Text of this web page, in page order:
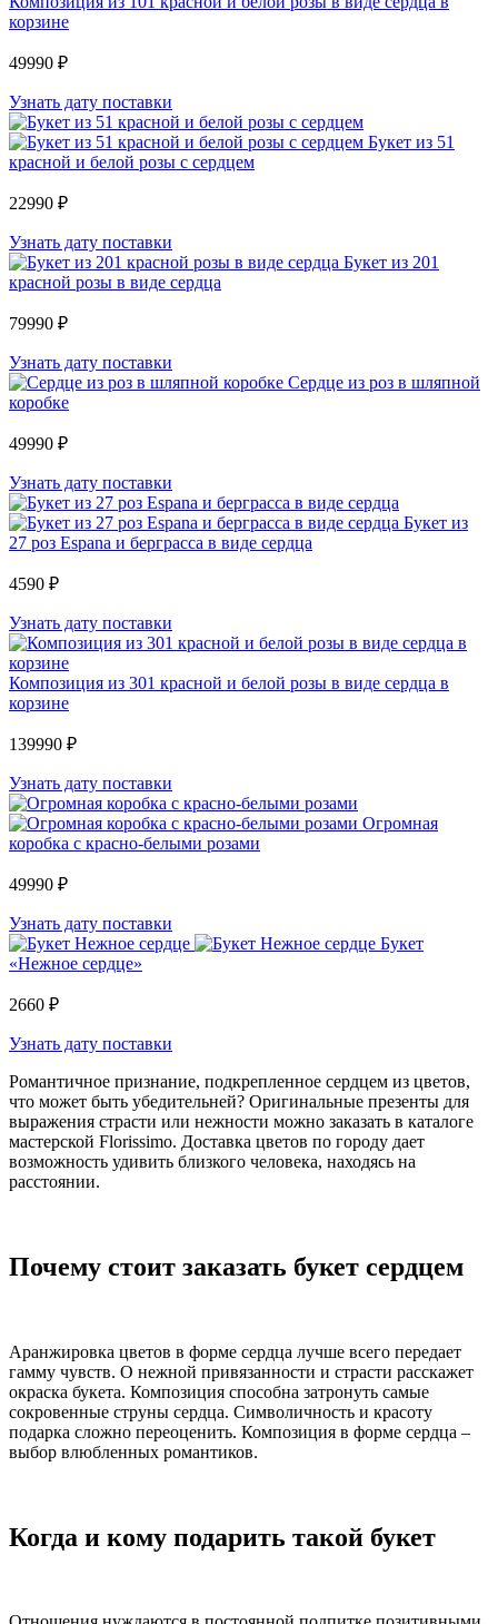
корзине
49990 ₽
Узнать дату поставки
Букет из 51
красной и белой розы с сердцем
22990 ₽
Узнать дату поставки
Букет из 201
красной розы в виде сердца
79990 ₽
Узнать дату поставки
Сердце из роз в шляпной
коробке
49990 ₽
Узнать дату поставки
Букет из
27 роз Espana и берграсса в виде сердца
4590 ₽
Узнать дату поставки
Композиция из 301 красной и белой розы в виде сердца в
корзине
139990 ₽
Узнать дату поставки
Огромная
коробка с красно-белыми розами
49990 ₽
Узнать дату поставки
Букет
«Нежное сердце»
2660 ₽
Узнать дату поставки
Романтичное признание, подкрепленное сердцем из цветов,
что может быть убедительней? Оригинальные презенты для
выражения страсти или нежности можно заказать в каталоге
мастерской Florissimo. Доставка цветов по городу дает
возможность удивить близкого человека, находясь на
расстоянии.
Почему стоит заказать букет сердцем
Аранжировка цветов в форме сердца лучше всего передает
гамму чувств. О нежной привязанности и страсти расскажет
окраска букета. Композиция способна затронуть самые
сокровенные струны сердца. Символичность и красоту
подарка сложно переоценить. Композиция в форме сердца –
выбор влюбленных романтиков.
Когда и кому подарить такой букет